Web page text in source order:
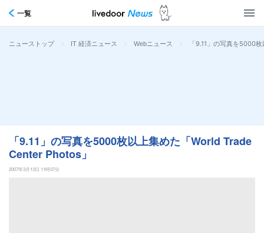
一覧
ニューストップ > IT 経済ニュース > Webニュース > 「9.11」の写真を5000
「9.11」の写真を5000枚以上集めた「World Trade
Center Photos」
2007年3月13日 11時37分